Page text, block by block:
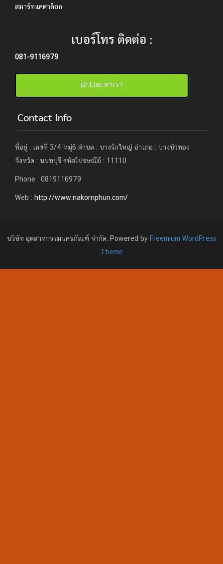
สมาร์ทแคตาล็อก
เบอร์โทร ติดต่อ :
081-9116979
@ Line หาเรา
Contact Info
ที่อยู่ : เลขที่ 3/4 หมู่6 ตำบล : บางรักใหญ่ อำเภอ : บางบัวทอง
จังหวัด : นนทบุรี รหัสไปรษณีย์ : 11110
Phone : 0819116979
Web : http://www.nakornphun.com/
บริษัท อุตสาหกรรมนครภัณฑ์ จำกัด. Powered by Freemium WordPress
Theme